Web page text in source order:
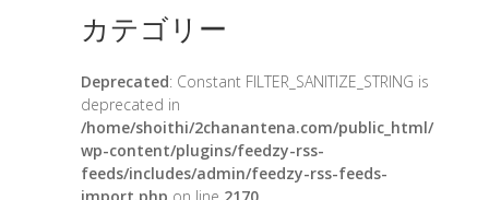
カテゴリー
Deprecated: Constant FILTER_SANITIZE_STRING is
deprecated in
/home/shoithi/2chanantena.com/public_html/
wp-content/plugins/feedzy-rss-
feeds/includes/admin/feedzy-rss-feeds-